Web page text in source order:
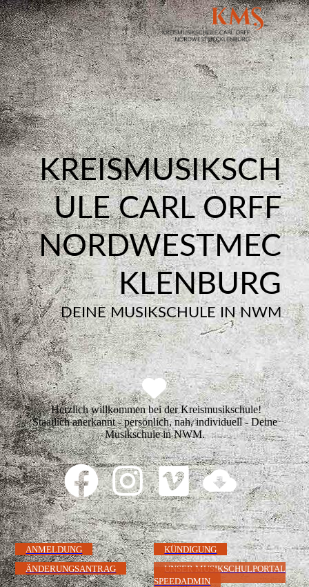
KREISMUSIKSCH
ULE CARL ORFF
NORDWESTMEC
KLENBURG
DEINE MUSIKSCHULE IN NWM
Herzlich willkommen bei der Kreismusikschule!
Staatlich anerkannt - persönlich, nah, individuell - Deine
Musikschule in NWM.
ANMELDUNG
KÜNDIGUNG
ÄNDERUNGSANTRAG
UNSER MUSIKSCHULPORTAL
SPEEDADMIN